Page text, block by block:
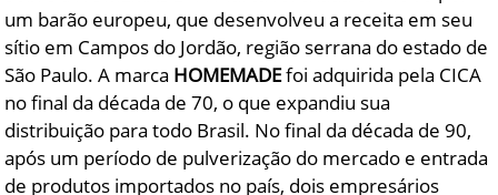
um barão europeu, que desenvolveu a receita em seu
sítio em Campos do Jordão, região serrana do estado de
São Paulo. A marca HOMEMADEfoi adquirida pela CICA
no final da década de 70, o que expandiu sua
distribuição para todo Brasil. No final da década de 90,
após um período de pulverização do mercado e entrada
de produtos importados no país, dois empresários